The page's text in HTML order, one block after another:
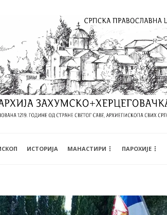
ИСТОРИЈА МАНАСТИРИ ПАРОХИЈЕ